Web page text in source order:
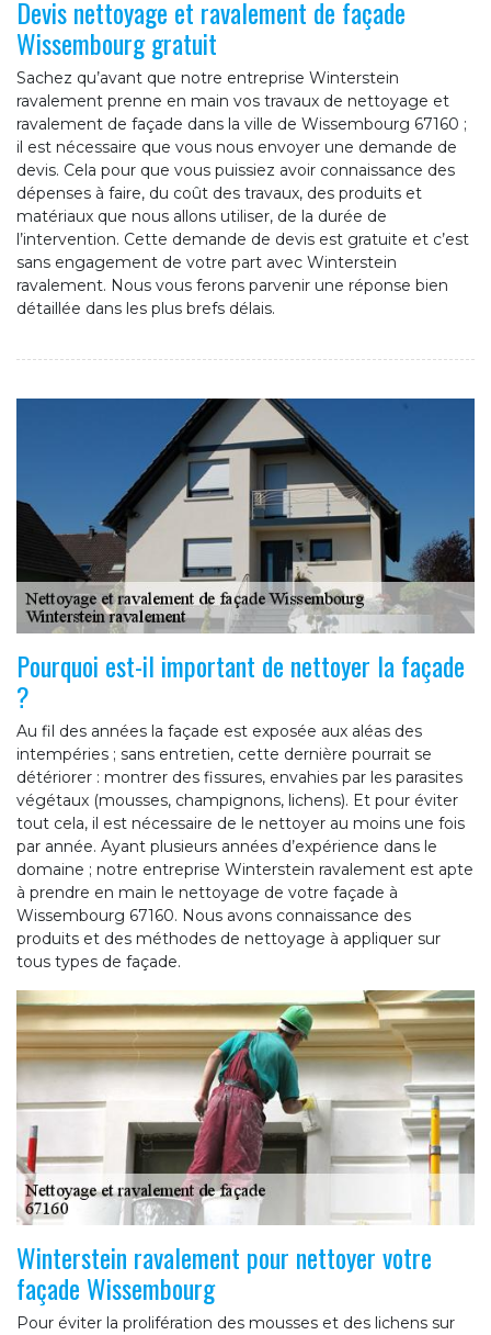
Devis nettoyage et ravalement de façade
Wissembourg gratuit
Sachez qu’avant que notre entreprise Winterstein
ravalement prenne en main vos travaux de nettoyage et
ravalement de façade dans la ville de Wissembourg 67160 ;
il est nécessaire que vous nous envoyer une demande de
devis. Cela pour que vous puissiez avoir connaissance des
dépenses à faire, du coût des travaux, des produits et
matériaux que nous allons utiliser, de la durée de
l’intervention. Cette demande de devis est gratuite et c’est
sans engagement de votre part avec Winterstein
ravalement. Nous vous ferons parvenir une réponse bien
détaillée dans les plus brefs délais.
Pourquoi est-il important de nettoyer la façade
?
Au fil des années la façade est exposée aux aléas des
intempéries ; sans entretien, cette dernière pourrait se
détériorer : montrer des fissures, envahies par les parasites
végétaux (mousses, champignons, lichens). Et pour éviter
tout cela, il est nécessaire de le nettoyer au moins une fois
par année. Ayant plusieurs années d’expérience dans le
domaine ; notre entreprise Winterstein ravalement est apte
à prendre en main le nettoyage de votre façade à
Wissembourg 67160. Nous avons connaissance des
produits et des méthodes de nettoyage à appliquer sur
tous types de façade.
Winterstein ravalement pour nettoyer votre
façade Wissembourg
Pour éviter la prolifération des mousses et des lichens sur